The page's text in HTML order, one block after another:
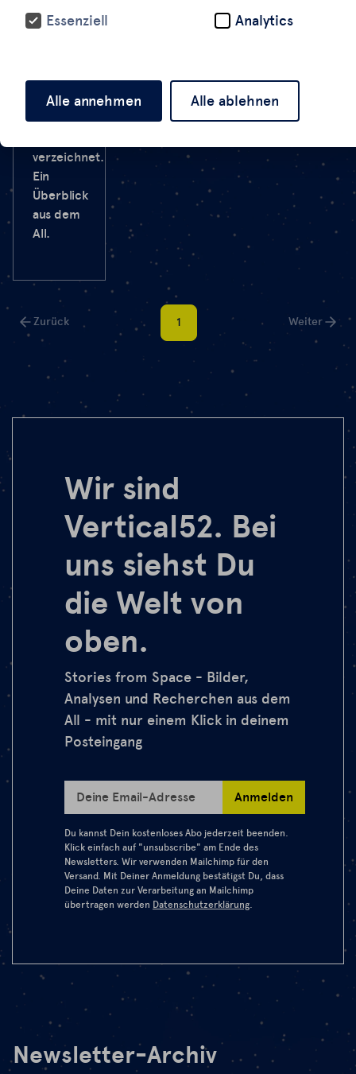
wurden
derart
viele und
große
verzeichnet.
Ein
Überblick
aus dem
All.
Zurück 1 Weiter
Wir sind
Vertical52. Bei
uns siehst Du
die Welt von
oben.
Stories from Space - Bilder,
Analysen und Recherchen aus dem
All - mit nur einem Klick in deinem
Posteingang
Deine Email-Adresse Anmelden
Du kannst Dein kostenloses Abo jederzeit beenden.
Klick einfach auf "unsubscribe" am Ende des
Newsletters. Wir verwenden Mailchimp für den
Versand. Mit Deiner Anmeldung bestätigst Du, dass
Deine Daten zur Verarbeitung an Mailchimp
übertragen werden Datenschutzerklärung.
Newsletter-Archiv
Essenziell
Analytics
Alle annehmen Alle ablehnen